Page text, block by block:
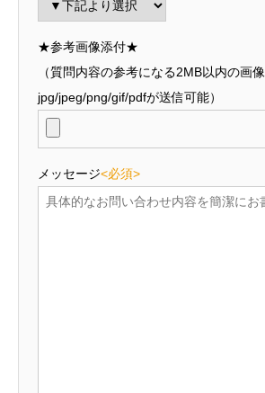
★参考画像添付★
（質問内容の参考になる2MB以内の画像
jpg/jpeg/png/gif/pdfが送信可能）
メッセージ<必須>